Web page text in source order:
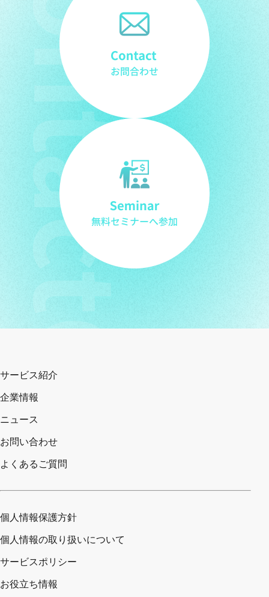
サービス紹介
企業情報
ニュース
お問い合わせ
よくあるご質問
個人情報保護方針
個人情報の取り扱いについて
サービスポリシー
お役立ち情報